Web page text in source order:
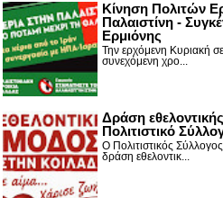
Κίνηση Πολιτών
Παλαιστίνη -
Ερμιόνης
Την ερχόμενη Κυριακή
συνεχόμενη χρο...
Δράση
Πολιτιστικό
Ο Πολιτιστικός
δράση εθελοντικ...